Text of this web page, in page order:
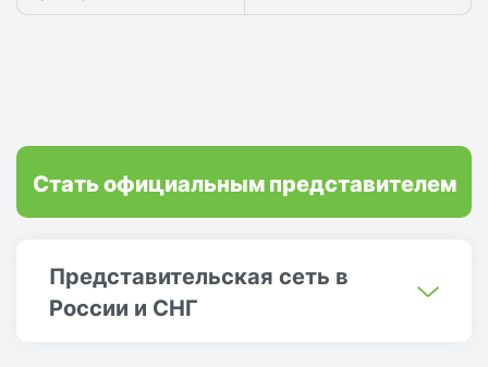
Представительская сеть в
России и СНГ
Стать официальным представителем